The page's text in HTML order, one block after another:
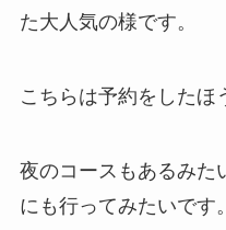
た大人気の様です。
こちらは予約をしたほ
夜のコースもあるみた
にも行ってみたいです。